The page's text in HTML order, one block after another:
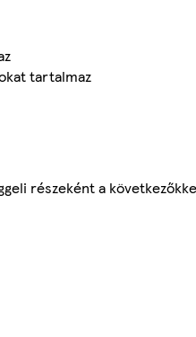
tartalmaz
részeként a